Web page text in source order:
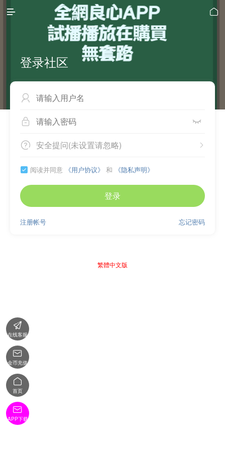
 
登录社区

 
 
安全提问(未设置请忽略)
 阅读并同意 《用户协议》 和 《隐私声明》
登录
忘记密码
注册帐号
繁體中文版

在线客服

金币充值

首页

APP下载